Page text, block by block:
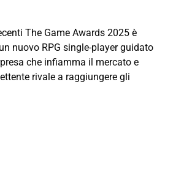
The Game Awards 2025 è
nuovo RPG single-player guidato
che infiamma il mercato e
rivale a raggiungere gli